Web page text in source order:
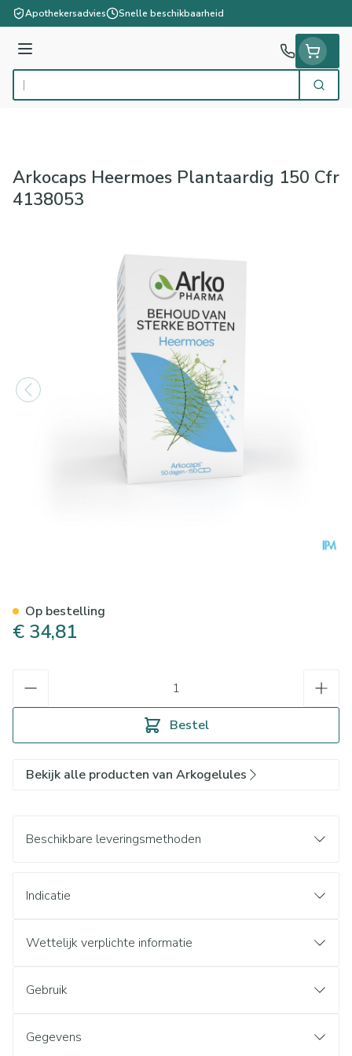
Ga naar de inhoud
Apothekersadvies Snelle beschikbaarheid
Menu
Product, merk, categorie... Zoek
Arkocaps Heermoes Plantaardig 150 Cfr
4138053
€ 34,81
Bestel
Op bestelling
Bekijk alle producten van Arkogelules
Beschikbare leveringsmethoden
Indicatie
Wettelijk verplichte informatie
Gebruik
Gegevens